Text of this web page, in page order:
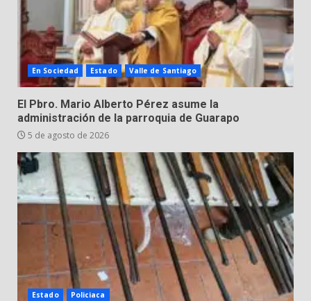
4
Valle de Santiago despide a
José Antonio Villanueva
Cárdenas, “El Puma”
3 de agosto de 2026
5
Hombre pierde la vida en
tabiquera
6
Emboscada a policías en Yuriria
31 de julio de 2026
Envía Gobierno de la Gente más
de 77 mil
En Sociedad Estado Valle de Santiago
El Pbro. Mario Alberto Pérez asume la
administración de la parroquia de Guarapo
5 de agosto de 2026
Estado Policiaca